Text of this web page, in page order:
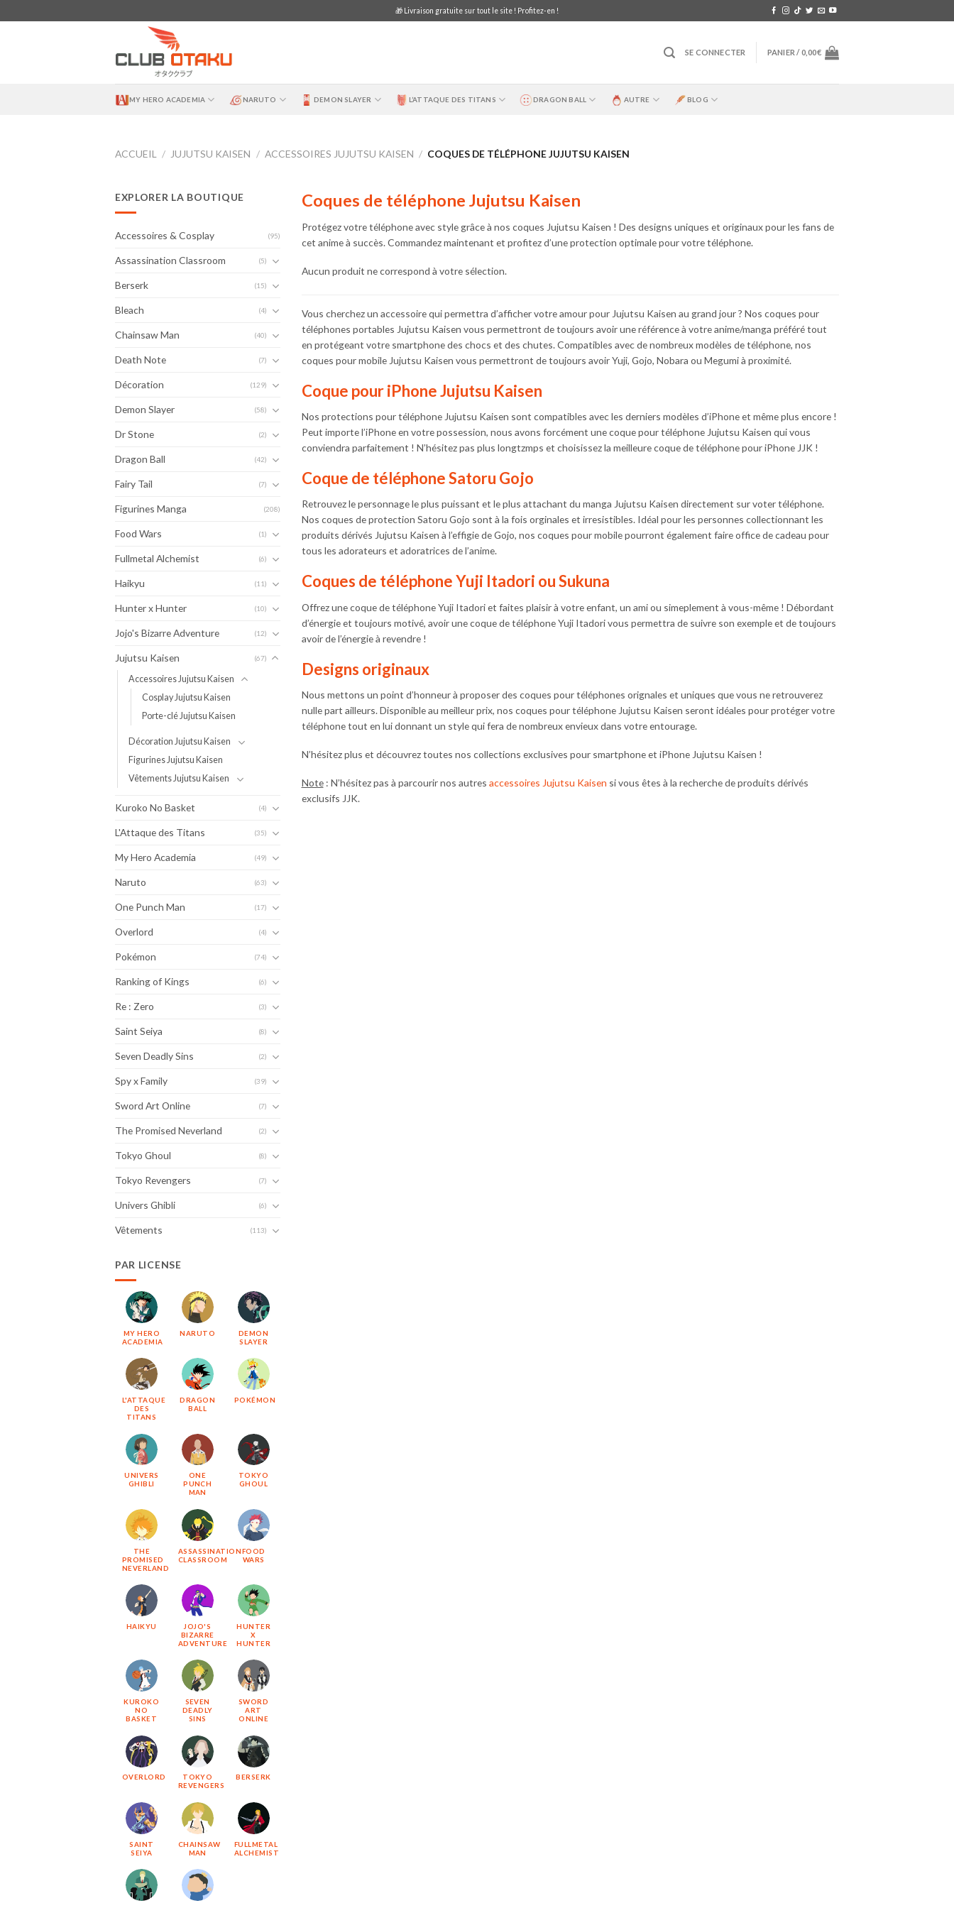
to
🎁 Livraison gratuite sur tout le site ! Profitez-en !
SE CONNECTER PANIER /0,00€
MY HERO ACADEMIA NARUTO DEMON SLAYER L’ATTAQUE DES TITANS DRAGON BALL AUTRE BLOG
ACCUEIL / JUJUTSU KAISEN / ACCESSOIRES JUJUTSU KAISEN / COQUES DE TÉLÉPHONE JUJUTSU KAISEN
EXPLORER LA BOUTIQUE
Accessoires & Cosplay (95)
Assassination Classroom (5)
Berserk (15)
Bleach (4)
Chainsaw Man (40)
Death Note (7)
Décoration (129)
Demon Slayer (58)
Dr Stone (2)
Dragon Ball (42)
Fairy Tail (7)
Figurines Manga (208)
Food Wars (1)
Fullmetal Alchemist (6)
Haikyu (11)
Hunter x Hunter (10)
Jojo's Bizarre Adventure (12)
Jujutsu Kaisen (67)
Accessoires Jujutsu Kaisen
Cosplay Jujutsu Kaisen
Porte-clé Jujutsu Kaisen
Décoration Jujutsu Kaisen
Figurines Jujutsu Kaisen
Vêtements Jujutsu Kaisen
Kuroko No Basket (4)
L'Attaque des Titans (35)
My Hero Academia (49)
Naruto (63)
One Punch Man (17)
Overlord (4)
Pokémon (74)
Ranking of Kings (6)
Re : Zero (3)
Saint Seiya (8)
Seven Deadly Sins (2)
Spy x Family (39)
Sword Art Online (7)
The Promised Neverland (2)
Tokyo Ghoul (8)
Tokyo Revengers (7)
Univers Ghibli (6)
Vêtements (113)
PAR LICENSE
MY HERO
ACADEMIA
NARUTO
DEMON
SLAYER
L'ATTAQUE
DES
TITANS
DRAGON
BALL
POKÉMON
UNIVERS
GHIBLI
ONE
PUNCH
MAN
TOKYO
GHOUL
THE
PROMISED
NEVERLAND
ASSASSINATION
CLASSROOM
FOOD
WARS
HAIKYU
JOJO'S
BIZARRE
ADVENTURE
HUNTER
X
HUNTER
KUROKO
NO
BASKET
SEVEN
DEADLY
SINS
SWORD
ART
ONLINE
OVERLORD
TOKYO
REVENGERS
BERSERK
SAINT
SEIYA
CHAINSAW
MAN
FULLMETAL
ALCHEMIST
Coques de téléphone Jujutsu Kaisen
Protégez votre téléphone avec style grâce à nos coques Jujutsu Kaisen ! Des designs uniques et originaux pour les fans de
cet anime à succès. Commandez maintenant et profitez d’une protection optimale pour votre téléphone.
Aucun produit ne correspond à votre sélection.
Vous cherchez un accessoire qui permettra d’afficher votre amour pour Jujutsu Kaisen au grand jour ? Nos coques pour
téléphones portables Jujutsu Kaisen vous permettront de toujours avoir une référence à votre anime/manga préféré tout
en protégeant votre smartphone des chocs et des chutes. Compatibles avec de nombreux modèles de téléphone, nos
coques pour mobile Jujutsu Kaisen vous permettront de toujours avoir Yuji, Gojo, Nobara ou Megumi à proximité.
Coque pour iPhone Jujutsu Kaisen
Nos protections pour téléphone Jujutsu Kaisen sont compatibles avec les derniers modèles d’iPhone et même plus encore !
Peut importe l’iPhone en votre possession, nous avons forcément une coque pour téléphone Jujutsu Kaisen qui vous
conviendra parfaitement ! N’hésitez pas plus longtzmps et choisissez la meilleure coque de téléphone pour iPhone JJK !
Coque de téléphone Satoru Gojo
Retrouvez le personnage le plus puissant et le plus attachant du manga Jujutsu Kaisen directement sur voter téléphone.
Nos coques de protection Satoru Gojo sont à la fois orginales et irresistibles. Idéal pour les personnes collectionnant les
produits dérivés Jujutsu Kaisen à l’effigie de Gojo, nos coques pour mobile pourront également faire office de cadeau pour
tous les adorateurs et adoratrices de l’anime.
Coques de téléphone Yuji Itadori ou Sukuna
Offrez une coque de téléphone Yuji Itadori et faites plaisir à votre enfant, un ami ou simeplement à vous-même ! Débordant
d’énergie et toujours motivé, avoir une coque de téléphone Yuji Itadori vous permettra de suivre son exemple et de toujours
avoir de l’énergie à revendre !
Designs originaux
Nous mettons un point d’honneur à proposer des coques pour téléphones orignales et uniques que vous ne retrouverez
nulle part ailleurs. Disponible au meilleur prix, nos coques pour téléphone Jujutsu Kaisen seront idéales pour protéger votre
téléphone tout en lui donnant un style qui fera de nombreux envieux dans votre entourage.
N’hésitez plus et découvrez toutes nos collections exclusives pour smartphone et iPhone Jujutsu Kaisen !
Note: N’hésitez pas à parcourir nos autres accessoires Jujutsu Kaisen si vous êtes à la recherche de produits dérivés
exclusifs JJK.